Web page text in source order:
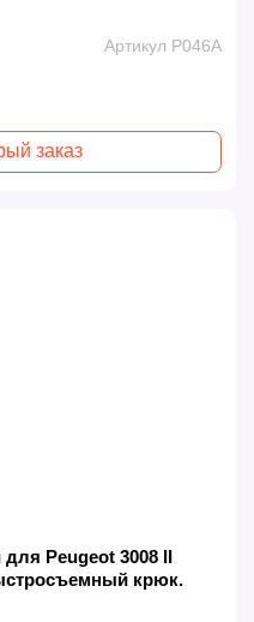
Артикул P046A
заказ
Peugeot 3008 II
крюк.